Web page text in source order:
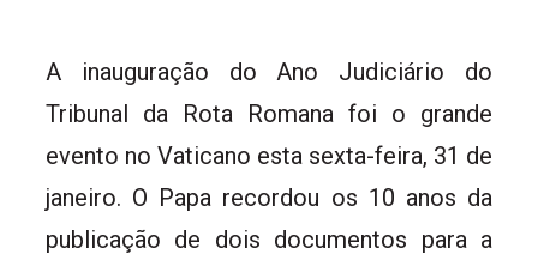
A inauguração do Ano Judiciário do
Tribunal da Rota Romana foi o grande
evento no Vaticano esta sexta-feira, 31 de
janeiro. O Papa recordou os 10 anos da
publicação de dois documentos para a